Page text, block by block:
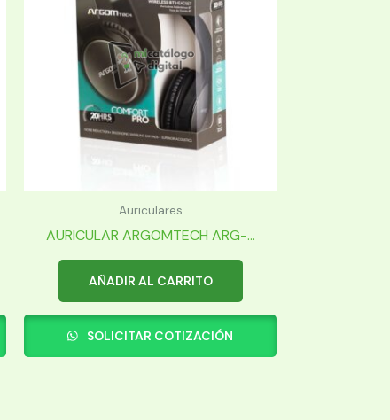
Auriculares
AURICULAR ARGOMTECH ARG-...
AÑADIR AL CARRITO
SOLICITAR COTIZACIÓN